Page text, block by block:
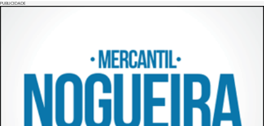
PUBLICIDADE